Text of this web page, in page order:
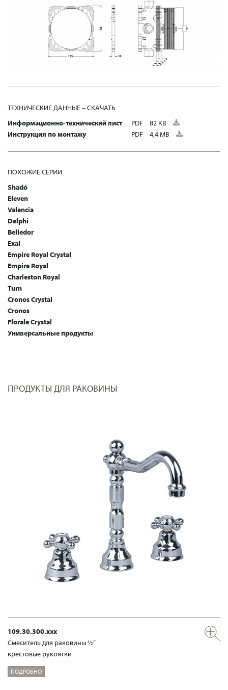
ТЕХНИЧЕСКИЕ ДАННЫЕ – СКАЧАТЬ
Информационно-технический лист
PDF
82 KB
Инструкция по монтажу
PDF 4,4 MB
ПОХОЖИЕ СЕРИИ
Shadó
Eleven
Valencia
Delphi
Belledor
Exal
Empire Royal Crystal
Empire Royal
Charleston Royal
Turn
Cronos Crystal
Cronos
Florale Crystal
Универсальные продукты
ПРОДУКТЫ ДЛЯ РАКОВИНЫ
109.30.300.xxx
Смеситель для раковины ½“
крестовые рукоятки
ПОДРОБНО